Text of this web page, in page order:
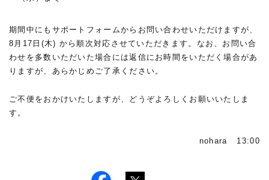
期間中にもサポートフォームからお問い合わせいただけますが、
8月17日(木) から順次対応させていただきます。なお、お問い合
わせを多数いただいた場合には返信にお時間をいただく場合があ
りますが、あらかじめご了承ください。
ご不便をおかけいたしますが、どうぞよろしくお願いいたしま
す。
nohara 13:00